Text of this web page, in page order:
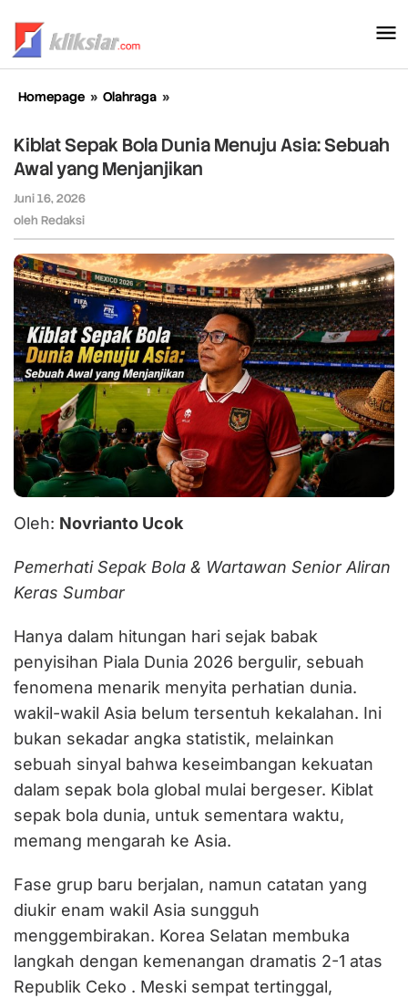
konten
Homepage » Olahraga »
Bola
Dunia
Menuju
yang
Menjanjikan
Kiblat Sepak Bola Dunia Menuju Asia: Sebuah
Awal yang Menjanjikan
Juni 16, 2026
oleh Redaksi
‎Oleh: Novrianto Ucok
Pemerhati Sepak Bola & Wartawan Senior Aliran
Keras Sumbar
‎Hanya dalam hitungan hari sejak babak
penyisihan Piala Dunia 2026 bergulir, sebuah
fenomena menarik menyita perhatian dunia.
wakil-wakil Asia belum tersentuh kekalahan. Ini
bukan sekadar angka statistik, melainkan
sebuah sinyal bahwa keseimbangan kekuatan
dalam sepak bola global mulai bergeser. Kiblat
sepak bola dunia, untuk sementara waktu,
memang mengarah ke Asia.
‎‎Fase grup baru berjalan, namun catatan yang
diukir enam wakil Asia sungguh
menggembirakan. Korea Selatan membuka
langkah dengan kemenangan dramatis 2-1 atas
Republik Ceko . Meski sempat tertinggal,